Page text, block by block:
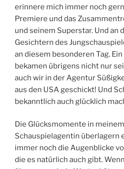
erinnere mich immer noch
Premiere und das
und seinem Superstar. Und an
Gesichtern des
an diesem besonderen Tag.
bekamen übrigens nicht nur
auch wir in der Agentur
aus den USA geschickt! Und
bekanntlich auch glücklich
Die Glücksmomente in
Schauspielagentin überlagern
immer noch die Augenblicke
die es natürlich auch gibt.